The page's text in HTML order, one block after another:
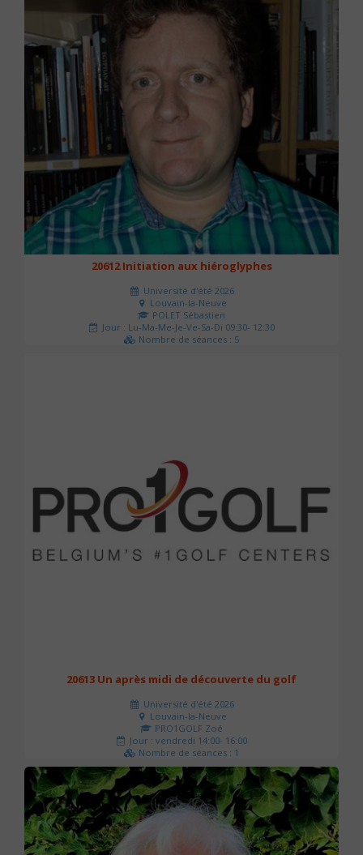
20612 Initiation aux hiéroglyphes
Université d'été 2026
Louvain-la-Neuve
POLET Sébastien
Jour : Lu-Ma-Me-Je-Ve-Sa-Di 09:30- 12:30
Nombre de séances : 5
20613 Un après midi de découverte du golf
Université d'été 2026
Louvain-la-Neuve
PRO1GOLF Zoé
Jour : vendredi 14:00- 16:00
Nombre de séances : 1
45 €